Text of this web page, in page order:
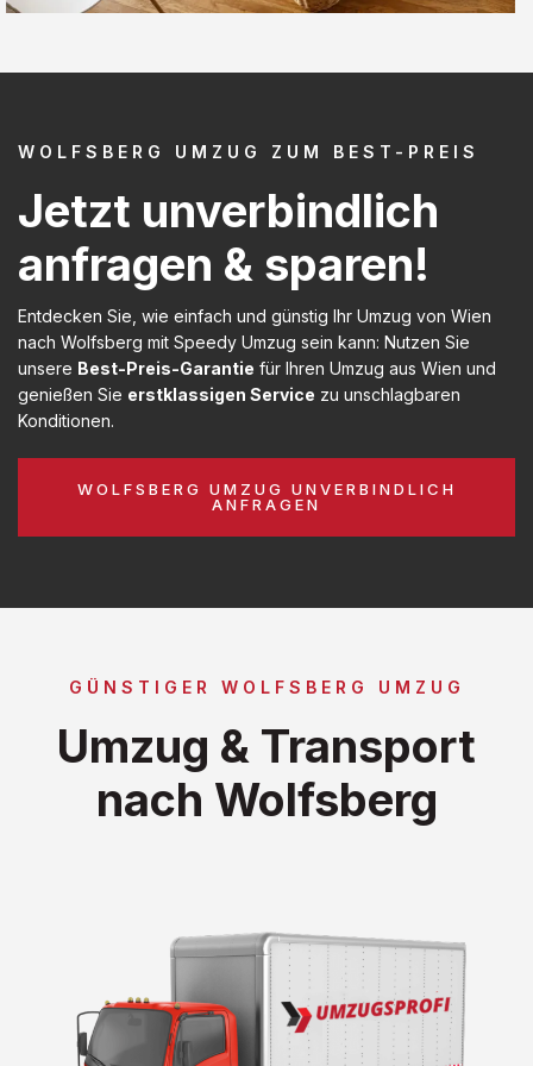
WOLFSBERG UMZUG ZUM BEST-PREIS
Jetzt unverbindlich
anfragen & sparen!
Entdecken Sie, wie einfach und günstig Ihr Umzug von Wien
nach Wolfsberg mit Speedy Umzug sein kann: Nutzen Sie
unsere Best-Preis-Garantie für Ihren Umzug aus Wien und
genießen Sie erstklassigen Service zu unschlagbaren
Konditionen.
WOLFSBERG UMZUG UNVERBINDLICH
ANFRAGEN
GÜNSTIGER WOLFSBERG UMZUG
Umzug & Transport
nach Wolfsberg